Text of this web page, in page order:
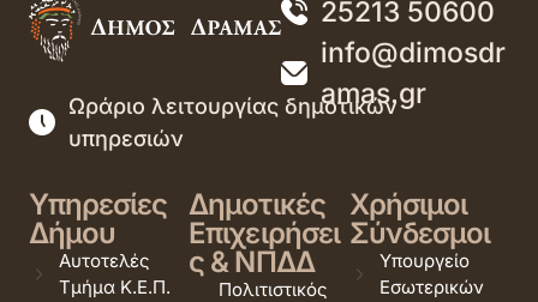
25213 50600
info@dimosdr
amas.gr
Ωράριο λειτουργίας δημοτικών
υπηρεσιών
Υπηρεσίες
Δήμου
Αυτοτελές
Τμήμα Κ.Ε.Π.
Δημοτικές
Επιχειρήσει
ς & ΝΠΔΔ
Πολιτιστικός
Χρήσιμοι
Σύνδεσμοι
Υπουργείο
Εσωτερικών